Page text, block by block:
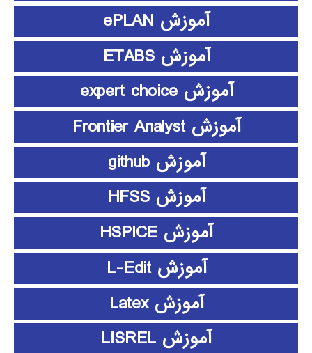
آموزش ePLAN
آموزش ETABS
آموزش expert choice
آموزش Frontier Analyst
آموزش github
آموزش HFSS
آموزش HSPICE
آموزش L-Edit
آموزش Latex
آموزش LISREL